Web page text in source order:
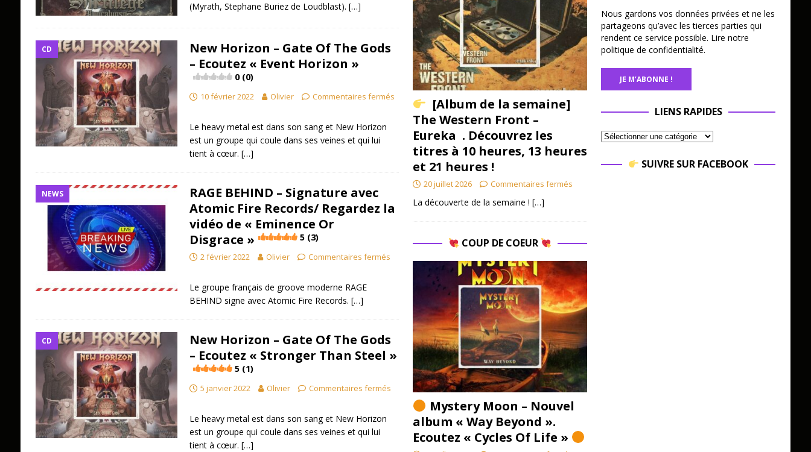
(Myrath, Stephane Buriez de Loudblast). […]
CD
New Horizon – Gate Of The Gods
– Ecoutez « Event Horizon »
0 (0)
10 février 2022 Olivier Commentaires fermés
Le heavy metal est dans son sang et New Horizon
est un groupe qui coule dans ses veines et qui lui
tient à cœur. […]
NEWS
RAGE BEHIND – Signature avec
Atomic Fire Records/ Regardez la
vidéo de « Eminence Or
Disgrace »
5 (3)
2 février 2022 Olivier Commentaires fermés
Le groupe français de groove moderne RAGE
BEHIND signe avec Atomic Fire Records. […]
CD
New Horizon – Gate Of The Gods
– Ecoutez « Stronger Than Steel »
5 (1)
5 janvier 2022 Olivier Commentaires fermés
Le heavy metal est dans son sang et New Horizon
est un groupe qui coule dans ses veines et qui lui
tient à cœur. […]
[Album de la semaine]
The Western Front –
Eureka . Découvrez les
titres à 10 heures, 13 heures
et 21 heures !
20 juillet 2026 Commentaires fermés
La découverte de la semaine ! […]
COUP DE COEUR
Mystery Moon – Nouvel
album « Way Beyond ».
Ecoutez « Cycles Of Life »
Nous gardons vos données privées et ne les
partageons qu’avec les tierces parties qui
rendent ce service possible. Lire notre
politique de confidentialité.
LIENS RAPIDES
SUIVRE SUR FACEBOOK